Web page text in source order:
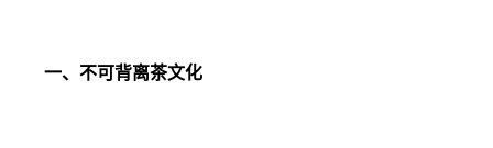
一、不可背离茶文化